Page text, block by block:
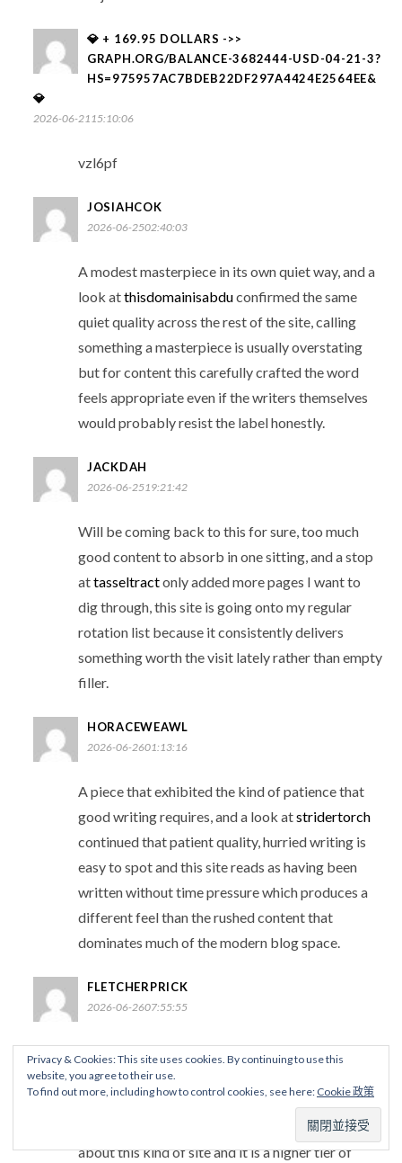
💎 + 169.95 DOLLARS ->>
GRAPH.ORG/BALANCE-3682444-USD-04-21-3?
HS=975957AC7BDEB22DF297A4424E2564EE&
💎
2026-06-2115:10:06
vzl6pf
JOSIAHCOK
2026-06-2502:40:03
A modest masterpiece in its own quiet way, and a
look atthisdomainisabduconfirmed the same
quiet quality across the rest of the site, calling
something a masterpiece is usually overstating
but for content this carefully crafted the word
feels appropriate even if the writers themselves
would probably resist the label honestly.
JACKDAH
2026-06-2519:21:42
Will be coming back to this for sure, too much
good content to absorb in one sitting, and a stop
attasseltractonly added more pages I want to
dig through, this site is going onto my regular
rotation list because it consistently delivers
something worth the visit lately rather than empty
filler.
HORACEWEAWL
2026-06-2601:13:16
A piece that exhibited the kind of patience that
good writing requires, and a look atstridertorch
continued that patient quality, hurried writing is
easy to spot and this site reads as having been
written without time pressure which produces a
different feel than the rushed content that
dominates much of the modern blog space.
FLETCHERPRICK
2026-06-2607:55:55
Bookmark added with a small mental note that
this is a site to keep, and a look at
reinforced the keep status, the verb keep rather
than visit captures something about how I think
about this kind of site and it is a higher tier of
Privacy & Cookies: This site uses cookies. By continuing to use this
website, you agree to their use.
To find out more, including how to control cookies, see here: Cookie 政策